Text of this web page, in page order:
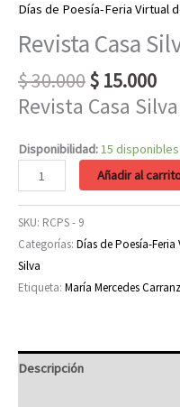
Días de Poesía-Feria Virtual
Revista Casa
$30.000Original
price
$ 30.000.
$ 15.000
$
Revista Casa
Disponibilidad:15 disponibles
Revista
Casa
Añadir al
SKU: RCPS - 9
Categorías: Días de Poesía-
Silva
Etiqueta: María Mercedes
Descripción